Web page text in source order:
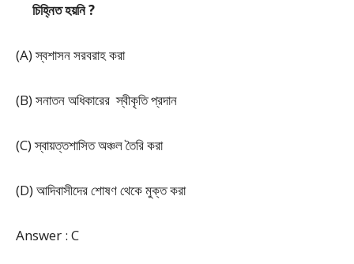
চিহ্নিত হয়নি ?
(A) স্বশাসন সরবরাহ করা
(B) সনাতন অধিকারের স্বীকৃতি প্রদান
(C) স্বায়ত্তশাসিত অঞ্চল তৈরি করা
(D) আদিবাসীদের শোষণ থেকে মুক্ত করা
Answer : C